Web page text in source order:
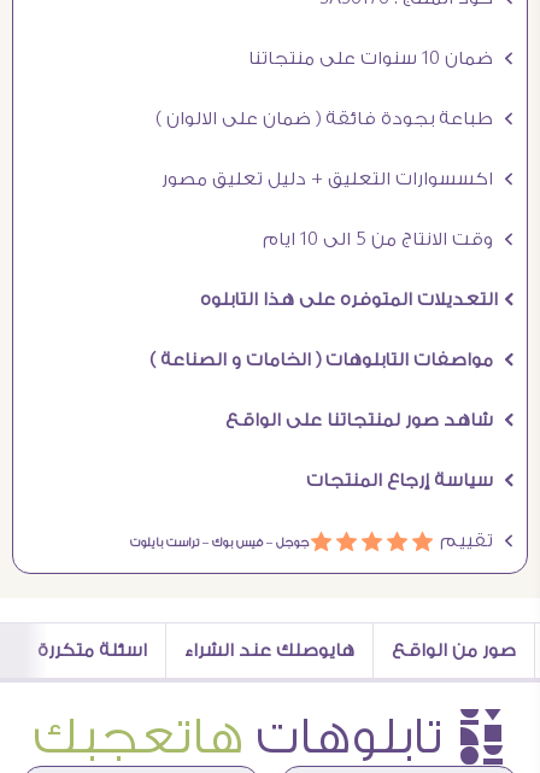
Ö ضمان 10 سنوات على منتجاتنا
Ö طباعة بجودة فائقة ( ضمان على الالوان )
Ö اكسسوارات التعليق + دليل تعليق مصور
Ö وقت الانتاج من 5 الى 10 ايام
Ö التعديلات المتوفره على هذا التابلوه
Ö مواصفات التابلوهات ( الخامات و الصناعة )
Ö شاهد صور لمنتجاتنا على الواقع
Ö سياسة إرجاع المنتجات
Ö تقييم áááááجوجل –فيس بوك –تراست بايلوت
صور من الواقع هايوصلك عند الشراء اسئلة متكررة
è تابلوهات هاتعجبك